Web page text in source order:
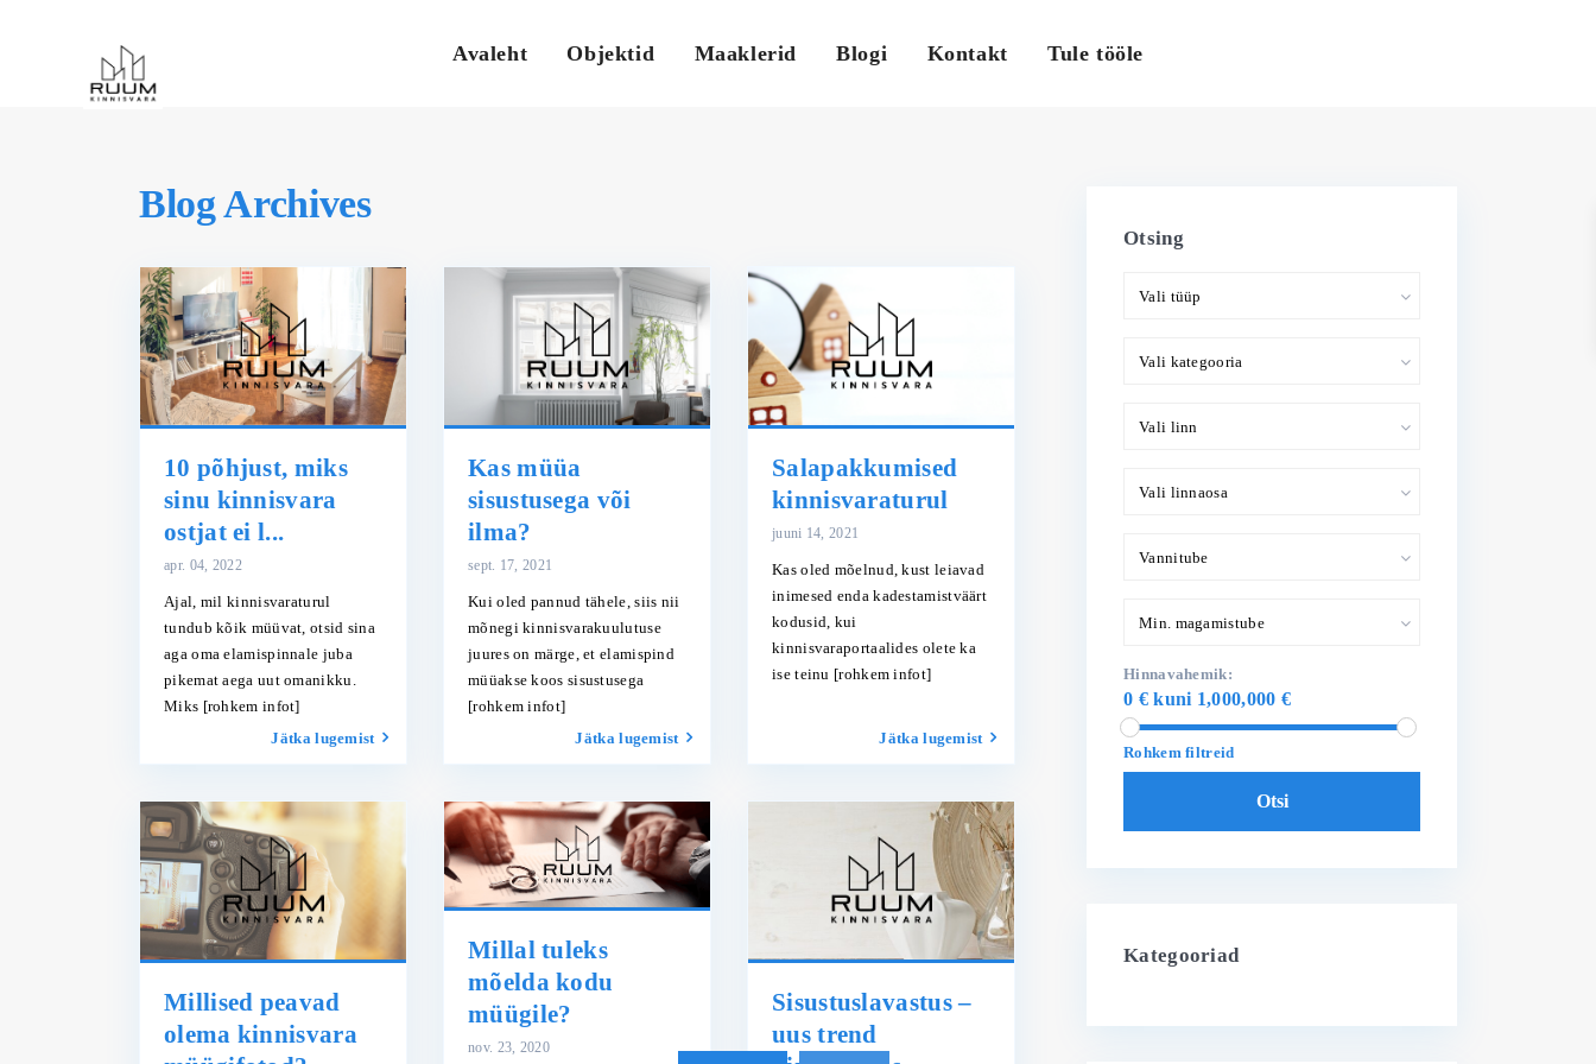
Avaleht Objektid Maaklerid Blogi Kontakt Tule tööle
Blog Archives
10 põhjust, miks
sinu kinnisvara
ostjat ei l...
apr. 04, 2022
Ajal, mil kinnisvaraturul
tundub kõik müüvat, otsid sina
aga oma elamispinnale juba
pikemat aega uut omanikku.
Miks [rohkem infot]
Jätka lugemist
Kas müüa
sisustusega või
ilma?
sept. 17, 2021
Kui oled pannud tähele, siis nii
mõnegi kinnisvarakuulutuse
juures on märge, et elamispind
müüakse koos sisustusega
[rohkem infot]
Jätka lugemist
Salapakkumised
kinnisvaraturul
juuni 14, 2021
Kas oled mõelnud, kust leiavad
inimesed enda kadestamistväärt
kodusid, kui
kinnisvaraportaalides olete ka
ise teinu [rohkem infot]
Jätka lugemist
Millised peavad
olema kinnisvara
Millal tuleks
mõelda kodu
müügile?
nov. 23, 2020
Sisustuslavastus –
uus trend
Otsing
Vali tüüp
Vali kategooria
Vali linn
Vali linnaosa
Vannitube
Min. magamistube
Hinnavahemik:
0 € kuni 1,000,000 €
Rohkem filtreid
Otsi
Kategooriad